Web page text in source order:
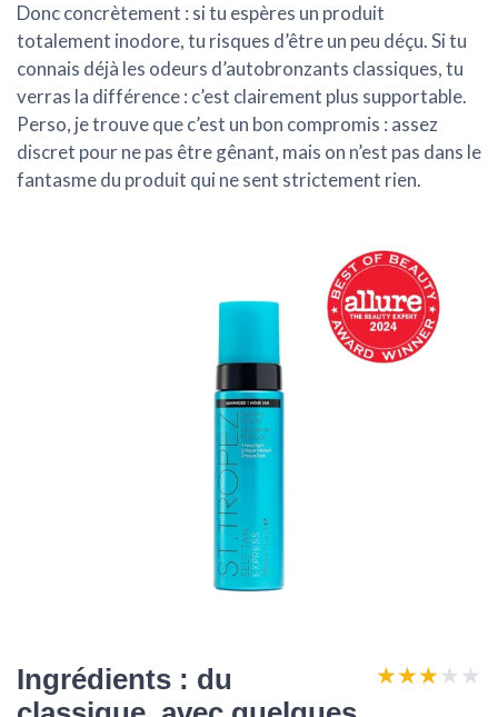
Donc concrètement : si tu espères un produit
totalement inodore, tu risques d’être un peu déçu. Si tu
connais déjà les odeurs d’autobronzants classiques, tu
verras la différence : c’est clairement plus supportable.
Perso, je trouve que c’est un bon compromis : assez
discret pour ne pas être gênant, mais on n’est pas dans le
fantasme du produit qui ne sent strictement rien.
Ingrédients : du
★★★★★
★★★★★